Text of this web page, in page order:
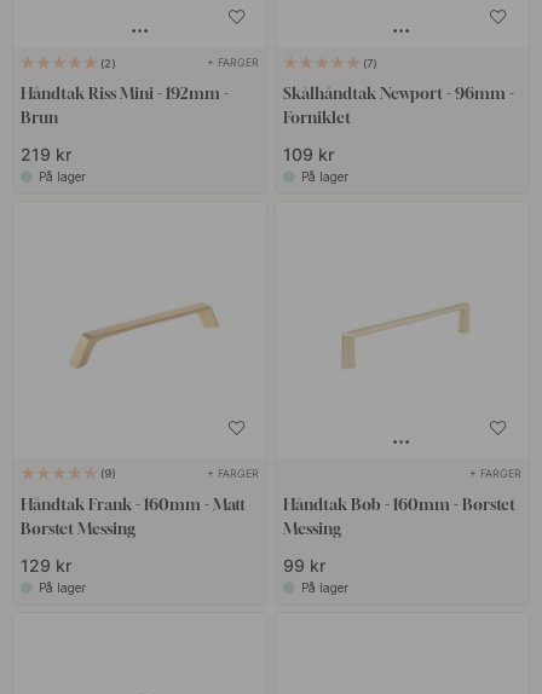
2 + FARGER
Håndtak Riss Mini - 192mm -
Brun
219 kr
På lager
7
Skålhåndtak Newport - 96mm -
Forniklet
109 kr
På lager
9 + FARGER
Håndtak Frank - 160mm - Matt
Børstet Messing
129 kr
På lager
+ FARGER
Håndtak Bob - 160mm - Børstet
Messing
99 kr
På lager